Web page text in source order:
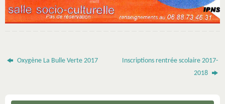
Oxygène La Bulle Verte 2017
Inscriptions rentrée scolaire 2017-
2018